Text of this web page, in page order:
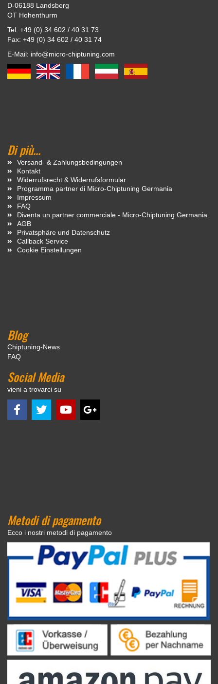
D-06188 Landsberg
OT Hohenthurm
Tel: +49 (0) 34 602 / 40 31 73
Fax: +49 (0) 34 602 / 40 31 74
E-Mail: info@micro-chiptuning.com
Di più...
Versand- & Zahlungsbedingungen
Kontakt
Widerrufsrecht & Widerrufsformular
Programma partner di Micro-Chiptuning Germania
Impressum
FAQ
Diventa un partner commerciale - Micro-Chiptuning Germania
AGB
Privatsphäre und Datenschutz
Callback Service
Cookie Einstellungen
Blog
Chiptuning-News
FAQ
Social Media
vieni a trovarci su
Metodi di pagamento
Ecco i nostri metodi di pagamento